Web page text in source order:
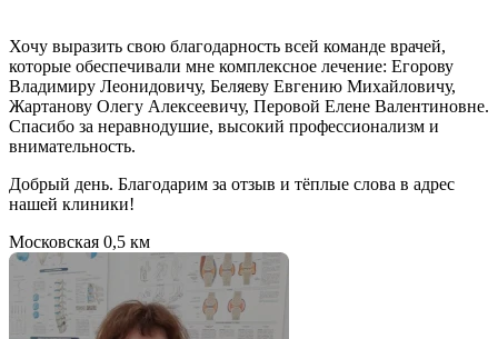
Хочу выразить свою благодарность всей команде врачей,
которые обеспечивали мне комплексное лечение: Егорову
Владимиру Леонидовичу, Беляеву Евгению Михайловичу,
Жартанову Олегу Алексеевичу, Перовой Елене Валентиновне.
Спасибо за неравнодушие, высокий профессионализм и
внимательность.
Добрый день. Благодарим за отзыв и тёплые слова в адрес
нашей клиники!
Московская 0,5 км